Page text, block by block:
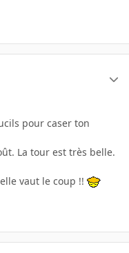
pour caser ton
La tour est très belle.
vaut le coup !!